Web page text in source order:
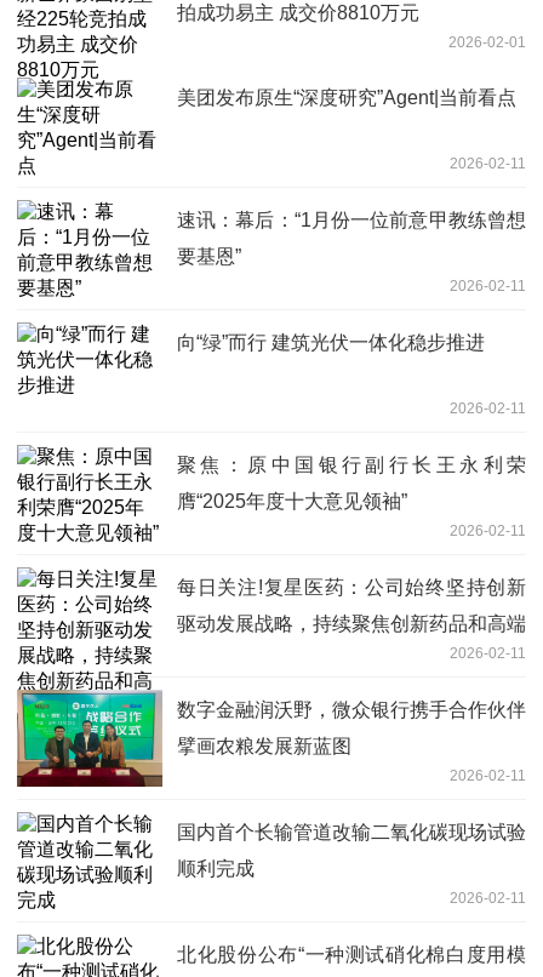
拍成功易主 成交价8810万元
2026-02-01
美团发布原生“深度研究”Agent|当前看点
2026-02-11
速讯：幕后：“1月份一位前意甲教练曾想
要基恩”
2026-02-11
向“绿”而行 建筑光伏一体化稳步推进
2026-02-11
聚焦：原中国银行副行长王永利荣
膺“2025年度十大意见领袖”
2026-02-11
每日关注!复星医药：公司始终坚持创新
驱动发展战略，持续聚焦创新药品和高端
2026-02-11
数字金融润沃野，微众银行携手合作伙伴
擘画农粮发展新蓝图
2026-02-11
国内首个长输管道改输二氧化碳现场试验
顺利完成
2026-02-11
北化股份公布“一种测试硝化棉白度用模